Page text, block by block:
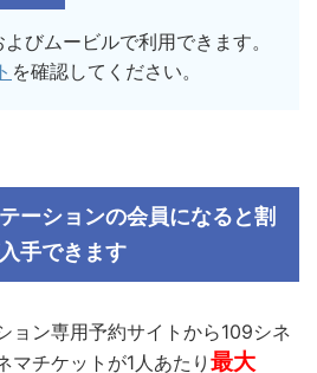
びムービルで利用できます。
を確認してください。
ーションの会員になると割
手できます
ョン専用予約サイトから109シネ
マチケットが1人あたり 最大